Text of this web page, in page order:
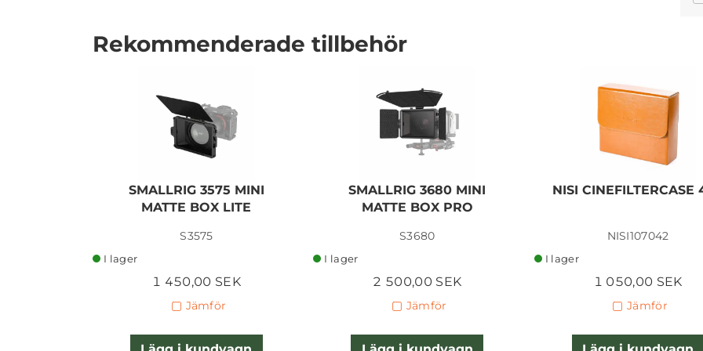
NISI 82 MM CIRCULAR
POLARIZER TRUE COLOR
I lager
Rekommenderade tillbehör
SMALLRIG 3575 MINI
MATTE BOX LITE
S3575
I lager
1 450,00 SEK
Jämför
SMALLRIG 3680 MINI
MATTE BOX PRO
S3680
I lager
2 500,00 SEK
Jämför
NISI CINEFILTERCASE
NISI107042
I lager
1 050,00 SEK
Jämför